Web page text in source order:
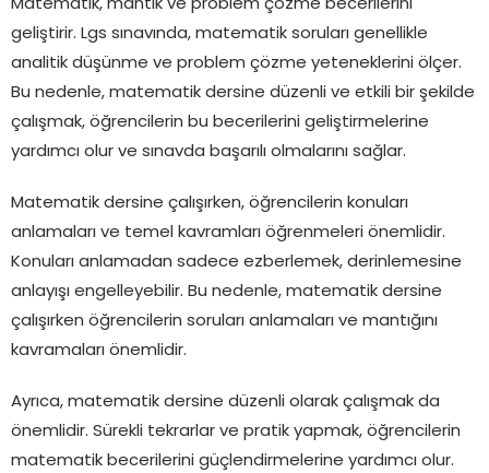
Matematik, mantık ve problem çözme becerilerini
geliştirir. Lgs sınavında, matematik soruları genellikle
analitik düşünme ve problem çözme yeteneklerini ölçer.
Bu nedenle, matematik dersine düzenli ve etkili bir şekilde
çalışmak, öğrencilerin bu becerilerini geliştirmelerine
yardımcı olur ve sınavda başarılı olmalarını sağlar.
Matematik dersine çalışırken, öğrencilerin konuları
anlamaları ve temel kavramları öğrenmeleri önemlidir.
Konuları anlamadan sadece ezberlemek, derinlemesine
anlayışı engelleyebilir. Bu nedenle, matematik dersine
çalışırken öğrencilerin soruları anlamaları ve mantığını
kavramaları önemlidir.
Ayrıca, matematik dersine düzenli olarak çalışmak da
önemlidir. Sürekli tekrarlar ve pratik yapmak, öğrencilerin
matematik becerilerini güçlendirmelerine yardımcı olur.